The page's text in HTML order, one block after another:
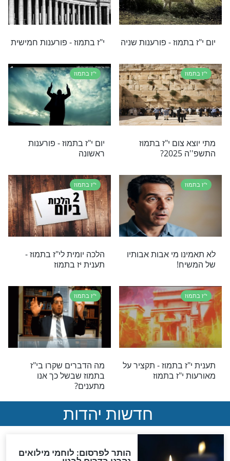
י"ז בתמוז
י"ז בתמוז
י"ז בתמוז - פורענות שלישית
בתמוז,
צמים עד היום?
י"ז בתמוז
לדורות כולם
- פורענות שניה
י"ז בתמוז
י"ז בתמוז - פורענות חמישית